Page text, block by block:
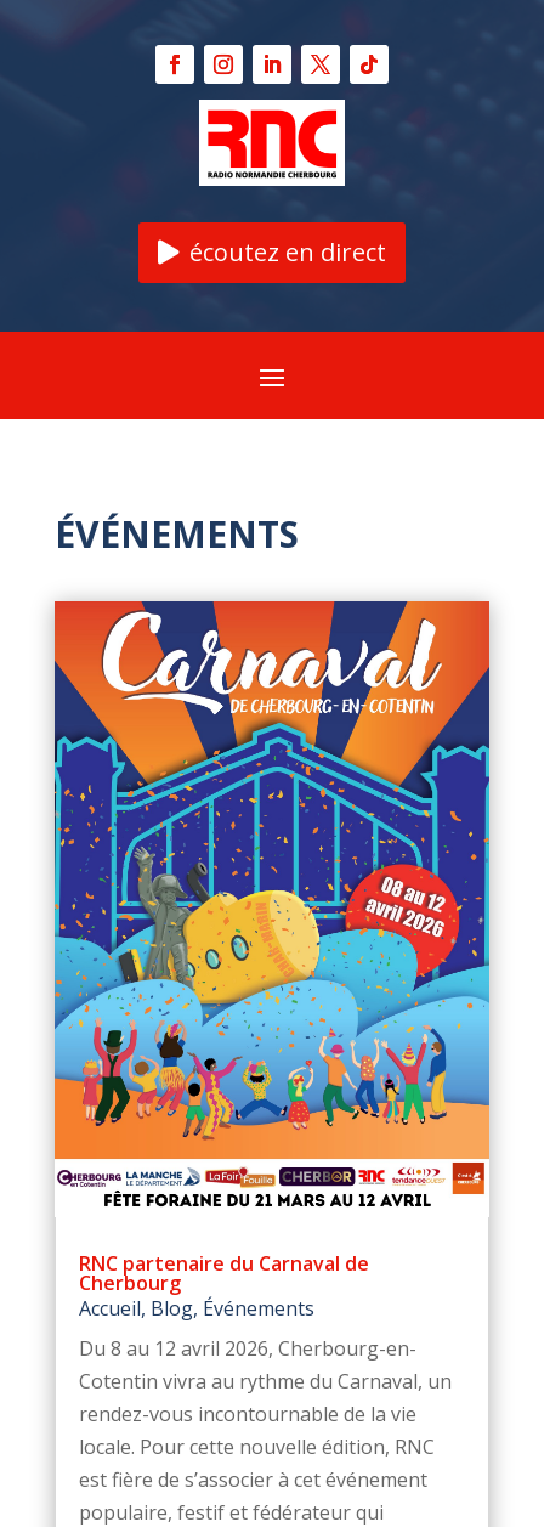
écoutez en direct
ÉVÉNEMENTS
RNC partenaire du Carnaval de
Cherbourg
Accueil, Blog, Événements
Du 8 au 12 avril 2026, Cherbourg-en-
Cotentin vivra au rythme du Carnaval, un
rendez-vous incontournable de la vie
locale. Pour cette nouvelle édition, RNC
est fière de s’associer à cet événement
populaire, festif et fédérateur qui